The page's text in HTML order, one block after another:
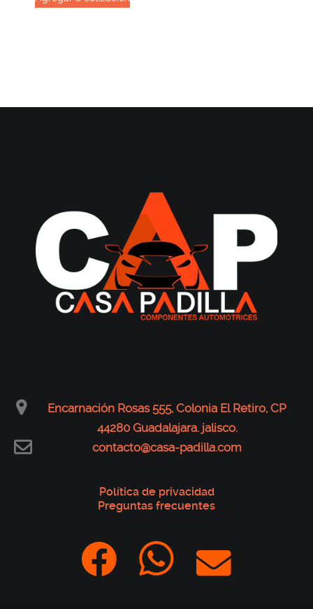
Encarnación Rosas 555, Colonia El Retiro, CP
44280 Guadalajara. jalisco.
contacto@casa-padilla.com
Política de privacidad
Preguntas frecuentes